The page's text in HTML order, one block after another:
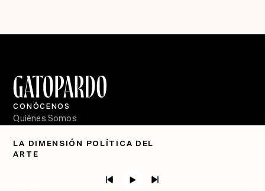
LA DIMENSIÓN POLÍTICA DEL
ARTE
CONÓCENOS
Quiénes Somos
PÓDCASTS